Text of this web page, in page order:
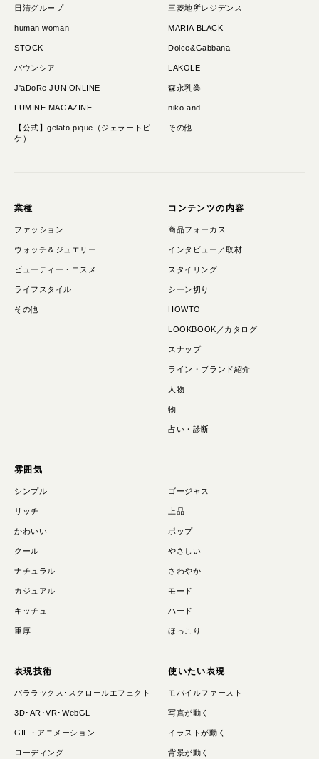
日清グループ 三菱地所レジデンス
human woman MARIA BLACK
STOCK Dolce&Gabbana
バウンシア LAKOLE
J'aDoRe JUN ONLINE 森永乳業
LUMINE MAGAZINE niko and
【公式】gelato pique（ジェラートピ
ケ）
その他
業種
ファッション
ウォッチ＆ジュエリー
ビューティー・コスメ
ライフスタイル
その他
コンテンツの内容
商品フォーカス
インタビュー／取材
スタイリング
シーン切り
HOWTO
LOOKBOOK／カタログ
スナップ
ライン・ブランド紹介
人物
物
占い・診断
雰囲気
シンプル ゴージャス
リッチ 上品
かわいい ポップ
クール やさしい
ナチュラル さわやか
カジュアル モード
キッチュ ハード
重厚 ほっこり
表現技術
パララックス･スクロールエフェクト
3D･AR･VR･WebGL
GIF・アニメーション
ローディング
使いたい表現
モバイルファースト
写真が動く
イラストが動く
背景が動く